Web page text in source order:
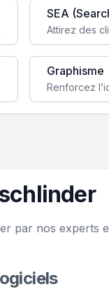
SEA
Graphisme
par nos experts